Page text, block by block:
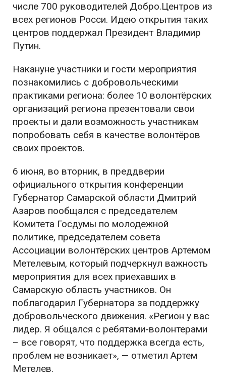
числе 700 руководителей Добро.Центров из
всех регионов Росси. Идею открытия таких
центров поддержал Президент Владимир
Путин.
Накануне участники и гости мероприятия
познакомились с добровольческими
практиками региона: более 10 волонтёрских
организаций региона презентовали свои
проекты и дали возможность участникам
попробовать себя в качестве волонтёров
своих проектов.
6 июня, во вторник, в преддверии
официального открытия конференции
Губернатор Самарской области Дмитрий
Азаров пообщался с председателем
Комитета Госдумы по молодежной
политике, председателем совета
Ассоциации волонтёрских центров Артемом
Метелевым, который подчеркнул важность
мероприятия для всех приехавших в
Самарскую область участников. Он
поблагодарил Губернатора за поддержку
добровольческого движения. «Регион у вас
лидер. Я общался с ребятами-волонтерами
– все говорят, что поддержка всегда есть,
проблем не возникает», — отметил Артем
Метелев.